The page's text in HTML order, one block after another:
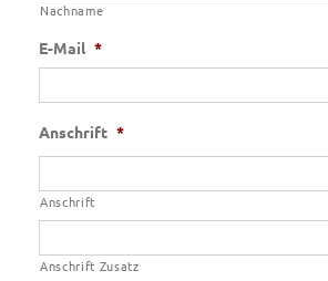
Nachname
E-Mail *
Anschrift *
Anschrift
Anschrift Zusatz